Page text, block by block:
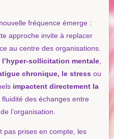
fréquence émerge :
approche invite à replacer
au centre des organisations.
sollicitation mentale
chronique, le stress ou
impactent directement la
fluidité des échanges entre
l’organisation.
pas prises en compte, les